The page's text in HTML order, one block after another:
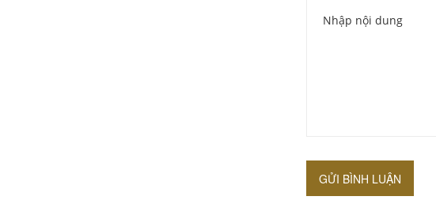
GỬI BÌNH LUẬN